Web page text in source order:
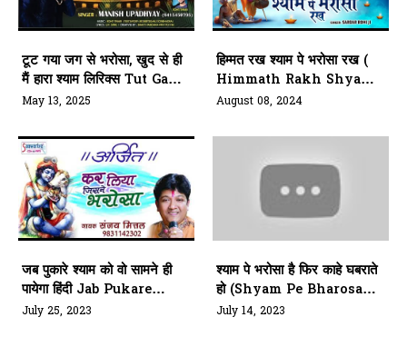
टूट गया जग से भरोसा, खुद से ही
मैं हारा श्याम लिरिक्स Tut Gaya
Jag Se Bharosa Lyrics
Bhajan
May 13, 2025
हिम्मत रख श्याम पे भरोसा रख (
Himmath Rakh Shyam
Pe Bharosa Rakh)
August 08, 2024
जब पुकारे श्याम को वो सामने ही
पायेगा हिंदी Jab Pukare
Shyam Ko Vo Samne Se
July 25, 2023
श्याम पे भरोसा है फिर काहे घबराते
हो (Shyam Pe Bharosa
Phir Kaahe Ghabrate
July 14, 2023